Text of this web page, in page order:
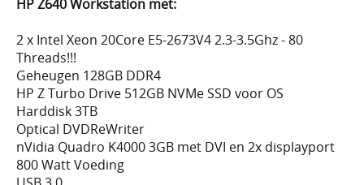
HP Z640 Workstation met:
2 x Intel Xeon 20Core E5-2673V4 2.3-3.5Ghz - 80
Threads!!!
Geheugen 128GB DDR4
HP Z Turbo Drive 512GB NVMe SSD voor OS
Harddisk 3TB
Optical DVDReWriter
nVidia Quadro K4000 3GB met DVI en 2x displayport
800 Watt Voeding